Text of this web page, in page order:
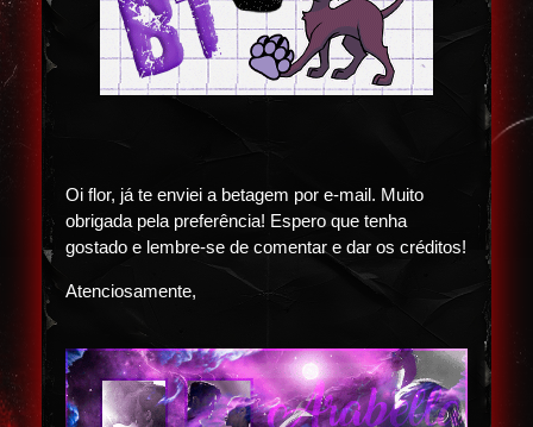
Oi flor, já te enviei a betagem por e-mail. Muito
obrigada pela preferência! Espero que tenha
gostado e lembre-se de comentar e dar os créditos!
Atenciosamente,